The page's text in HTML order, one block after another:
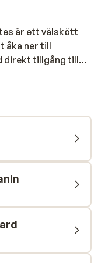
är ett välskött
åka ner till
direkt tillgång till
du koppla av
ett måste.